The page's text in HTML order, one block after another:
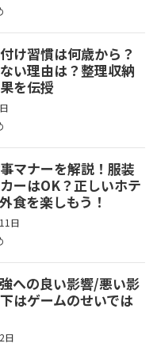
け習慣は何歳から？
い理由は？整理収納
を伝授
マナーを解説！服装
ーはOK？正しいホテ
食を楽しもう！
日
への良い影響/悪い影
はゲームのせいでは
日